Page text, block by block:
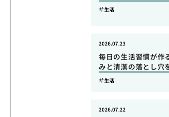
生活
毎日の生活習慣が作
みと清潔の落とし穴
2026.07.23
生活
2026.07.22